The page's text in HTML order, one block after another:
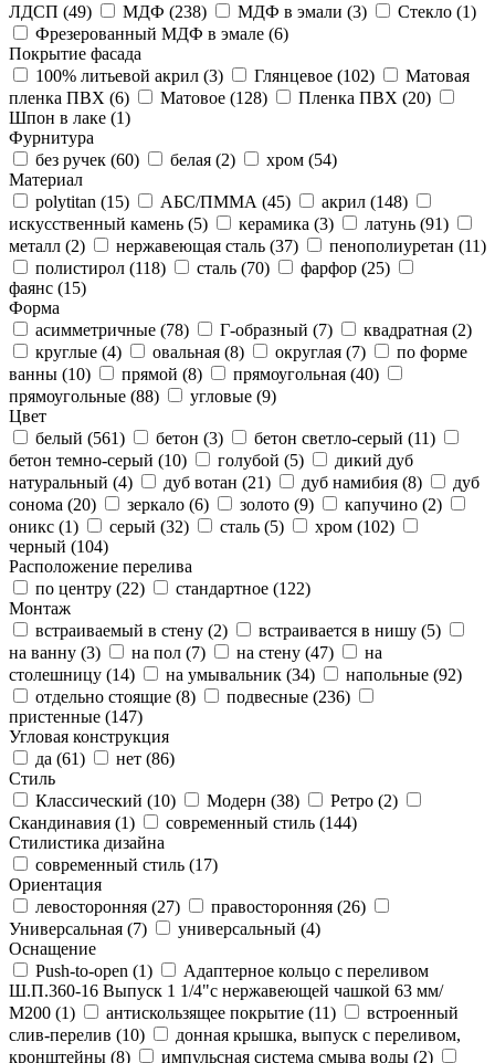
ЛДСП (49) МДФ (238) МДФ в эмали (3) Стекло (1)
Фрезерованный МДФ в эмале (6)
Покрытие фасада
100% литьевой акрил (3) Глянцевое (102)
Матовая
пленка ПВХ (6) Матовое (128) Пленка ПВХ (20)
Шпон в лаке (1)
Фурнитура
без ручек (60) белая (2) хром (54)
Материал
polytitan (15) АБС/ПММА (45) акрил (148)
искусственный камень (5) керамика (3) латунь (91)
металл (2) нержавеющая сталь (37) пенополиуретан (11)
полистирол (118) сталь (70) фарфор (25)
фаянс (15)
Форма
асимметричные (78) Г-образный (7) квадратная (2)
круглые (4) овальная (8) округлая (7)
по форме
ванны (10) прямой (8) прямоугольная (40)
прямоугольные (88) угловые (9)
Цвет
белый (561) бетон (3) бетон светло-серый (11)
бетон темно-серый (10) голубой (5)
дикий дуб
натуральный (4) дуб вотан (21) дуб намибия (8)
дуб
сонома (20) зеркало (6) золото (9) капучино (2)
оникс (1) серый (32) сталь (5) хром (102)
черный (104)
Расположение перелива
по центру (22) стандартное (122)
Монтаж
встраиваемый в стену (2) встраивается в нишу (5)
на ванну (3) на пол (7) на стену (47)
на
столешницу (14) на умывальник (34) напольные (92)
отдельно стоящие (8) подвесные (236)
пристенные (147)
Угловая конструкция
да (61) нет (86)
Стиль
Классический (10) Модерн (38) Ретро (2)
Скандинавия (1) современный стиль (144)
Стилистика дизайна
современный стиль (17)
Ориентация
левосторонняя (27) правосторонняя (26)
Универсальная (7) универсальный (4)
Оснащение
Push-to-open (1)
Адаптерное кольцо с переливом
Ш.П.360-16 Выпуск 1 1/4"с нержавеющей чашкой 63 мм/
М200 (1) антискользящее покрытие (11)
встроенный
слив-перелив (10)
донная крышка, выпуск с переливом,
кронштейны (8) импульсная система смыва воды (2)